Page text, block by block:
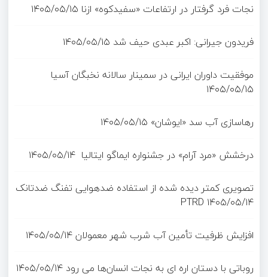
نجات فرد گرفتار در ارتفاعات «سفیدکوه» ازنا ۱۴۰۵/۰۵/۱۵
فریدون جیرانی: اکبر عبدی حیف شد ۱۴۰۵/۰۵/۱۵
موفقیت داوران ایرانی در سمینار سالانه نخبگان آسیا
۱۴۰۵/۰۵/۱۵
رهاسازی آب سد «ایوشان» ۱۴۰۵/۰۵/۱۵
درخشش «مرد آرام» در جشنواره ایماگو ایتالیا ۱۴۰۵/۰۵/۱۴
تصویری کمتر دیده شده از استفاده ضدهوایی تفنگ ضدتانک
PTRD ۱۴۰۵/۰۵/۱۴
افزایش ظرفیت تأمین آب شرب شهر معمولان۱۴۰۵/۰۵/۱۴
روباتی با دستان اره ای به نجات انسان‌ها می رود ۱۴۰۵/۰۵/۱۴